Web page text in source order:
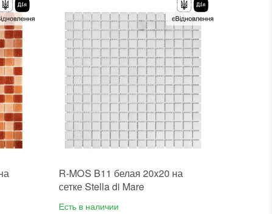
R-MOS B11 белая 20x20 на
сетке Stella di Mare
Есть в наличии